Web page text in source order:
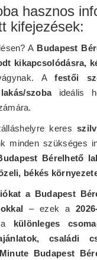
hasznos
kifejezések:
A Budapest
kikapcsolódásra,
Afestői
szobaideális
keres
minden szükséges
Bérelhető
békés
a Budapest
– ezek a
a különleges
családi
Budapest